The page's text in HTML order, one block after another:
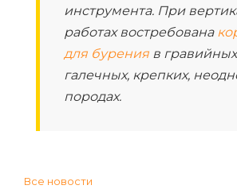
инструмента. При
работах востребована
для бурения в
галечных, крепких,
породах.
Все новости